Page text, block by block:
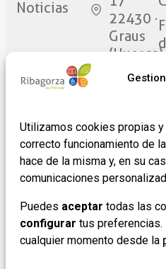
Utilizamos cookies propias
correcto funcionamiento de
hace de la misma y, en su
comunicaciones
Puedes aceptar todas las
configurar tus preferencias.
cualquier momento desde la
Noticias
22430 ·
Graus
(Huesca)